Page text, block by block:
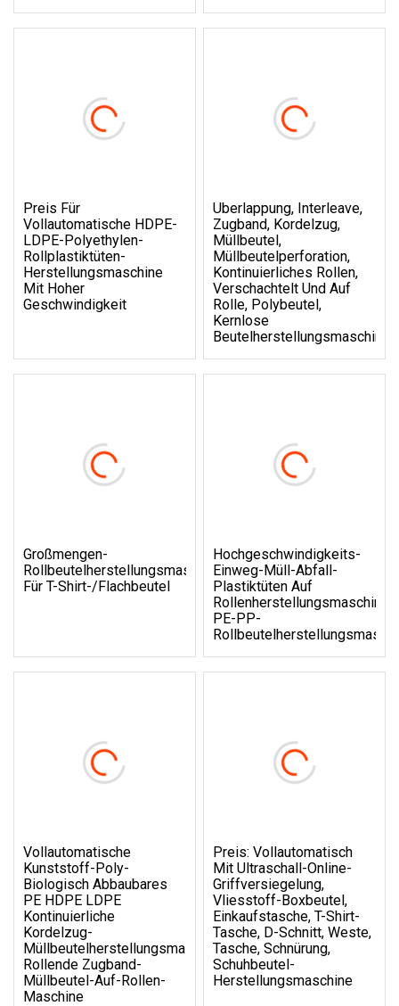
Preis Für
Vollautomatische HDPE-
LDPE-Polyethylen-
Rollplastiktüten-
Herstellungsmaschine
Mit Hoher
Geschwindigkeit
Überlappung, Interleave,
Zugband, Kordelzug,
Müllbeutel,
Müllbeutelperforation,
Kontinuierliches Rollen,
Verschachtelt Und Auf
Rolle, Polybeutel,
Kernlose
Beutelherstellungsmaschine
Großmengen-
Rollbeutelherstellungsmaschine
Für T-Shirt-/Flachbeutel
Hochgeschwindigkeits-
Einweg-Müll-Abfall-
Plastiktüten Auf
Rollenherstellungsmaschine
PE-PP-
Vollautomatische
Kunststoff-Poly-
Biologisch Abbaubares
PE HDPE LDPE
Kontinuierliche
Kordelzug-
Müllbeutelherstellungsmaschine,
Rollende Zugband-
Müllbeutel-Auf-Rollen-
Maschine
Preis: Vollautomatisch
Mit Ultraschall-Online-
Griffversiegelung,
Vliesstoff-Boxbeutel,
Einkaufstasche, T-Shirt-
Tasche, D-Schnitt, Weste,
Tasche, Schnürung,
Schuhbeutel-
Herstellungsmaschine